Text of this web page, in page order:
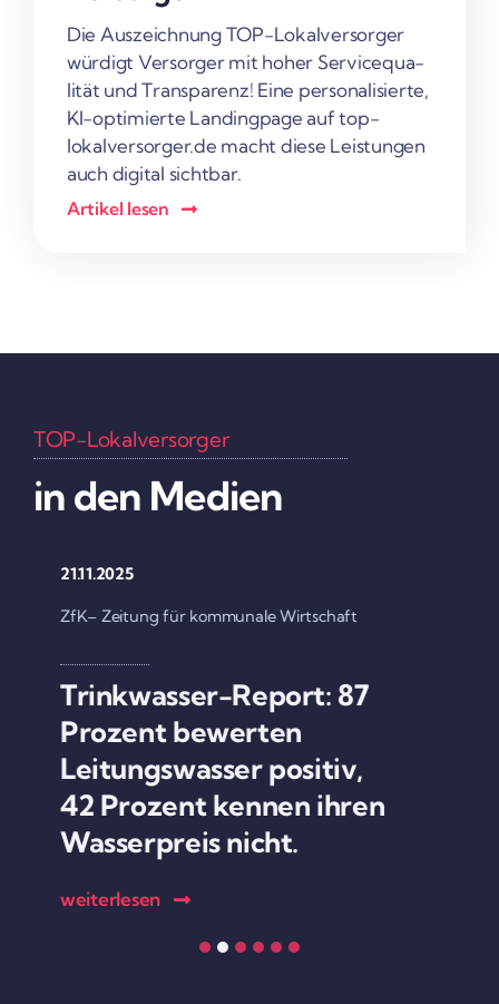
Die Auszeich­nung TOP-Lokal­­ver­­­sorger
würdigt Versorger mit hoher Service­qua­
lität und Trans­pa­renz! Eine perso­na­li­sierte,
KI-opti­­mierte Landing­page auf top-
lokalversorger.de macht diese Leis­tungen
auch digital sichtbar.
Artikel lesen
TOP-Lokal­ver­sorger
in den Medien
21.11.2025
ZfK– Zeitung für kommu­nale Wirt­schaft
Trin­k­­­wasser-Report: 87
Prozent bewerten
Leitungs­wasser positiv,
42 Prozent kennen ihren
Wasser­preis nicht.
weiter­lesen